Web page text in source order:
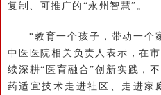
复制、可推广的“永州智慧”。
“教育一个孩子，带动一个
中医医院相关负责人表示，在
续深耕“医育融合”创新实践，
药适宜技术走进社区、走进家